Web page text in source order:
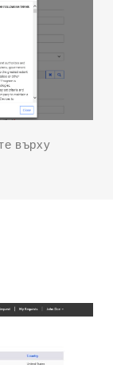
върху